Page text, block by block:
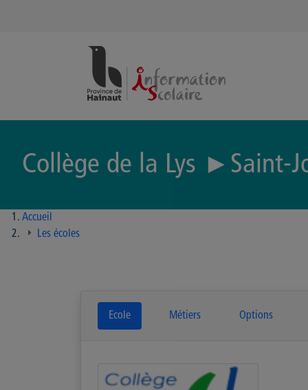
Collège de la Lys ►Saint-
Accueil
Les écoles
Ecole Métiers Options